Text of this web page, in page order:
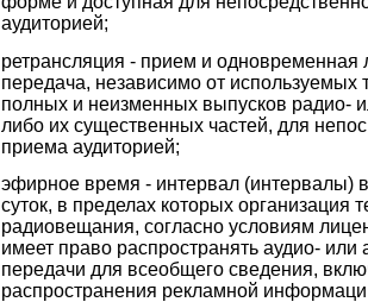
аудиторией;
ретрансляция - прием и
передача, независимо от используемых
полных и неизменных выпусков радио-
либо их существенных частей, для
приема аудиторией;
эфирное время - интервал (интервалы)
суток, в пределах которых организация
радиовещания, согласно условиям
имеет право распространять аудио- или
передачи для всеобщего сведения,
распространения рекламной